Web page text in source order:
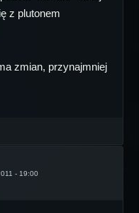
z plutonem
zmian, przynajmniej
- 19:00